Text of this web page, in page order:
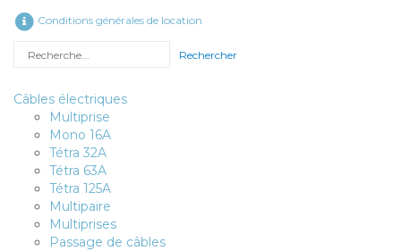
Conditions générales de location
Rechercher
Câbles électriques
Multiprise
Mono 16A
Tétra 32A
Tétra 63A
Tétra 125A
Multipaire
Multiprises
Passage de câbles